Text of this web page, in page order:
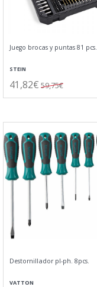
Juego brocas y puntas 81 pcs.
STEIN
41,82€ 59,75€
Destornillador pl-ph. 8pcs.
VATTON